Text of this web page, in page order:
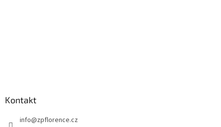
Kontakt
info@zpflorence.cz